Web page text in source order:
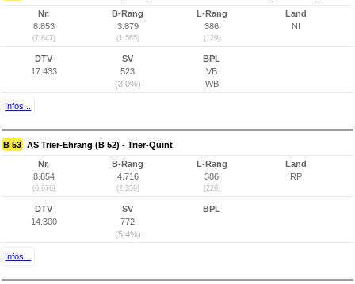
Nr.
8.853
(7.847)
B-Rang
3.879
(1.565)
L-Rang
386
(129)
Land
NI
DTV
17.433
SV
523
(3,0%)
BPL
VB
WB
Infos...
B 53 AS Trier-Ehrang (B 52) - Trier-Quint
Nr.
8.854
(6.676)
B-Rang
4.716
(2.359)
L-Rang
386
(226)
Land
RP
DTV
14.300
SV
772
(5,4%)
BPL
Infos...